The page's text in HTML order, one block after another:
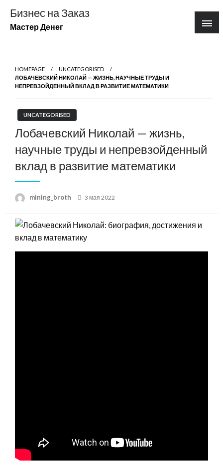
содержимому
Бизнес на Заказ
Мастер Денег
HOMEPAGE
UNCATEGORISED
ЛОБАЧЕВСКИЙ НИКОЛАЙ — ЖИЗНЬ, НАУЧНЫЕ ТРУДЫ И
НЕПРЕВЗОЙДЕННЫЙ ВКЛАД В РАЗВИТИЕ МАТЕМАТИКИ
UNCATEGORISED
Лобачевский Николай — жизнь,
научные труды и непревзойденный
вклад в развитие математики
mining_broth
Posted
3 мая 2022